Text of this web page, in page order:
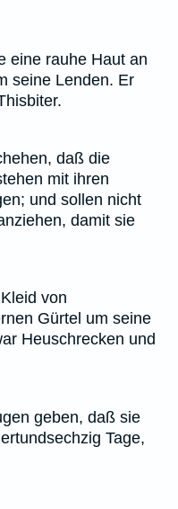
eine rauhe Haut an
seine Lenden. Er
daß die
mit ihren
und sollen nicht
damit sie
von
Gürtel um seine
Heuschrecken und
geben, daß sie
Tage,